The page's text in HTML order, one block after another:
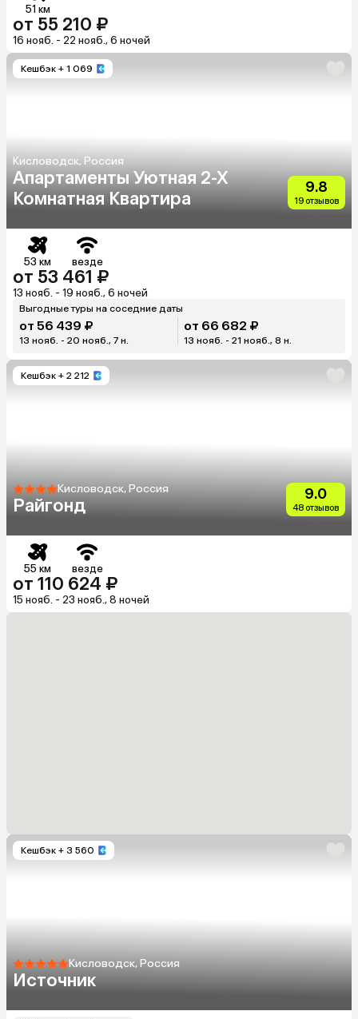
51 км
от 55 210 ₽
16 нояб. - 22 нояб., 6 ночей
Кешбэк + 1 069
Кисловодск, Россия
Апартаменты Уютная 2-Х
Комнатная Квартира
9.8
19 отзывов
53 км везде
от 53 461 ₽
13 нояб. - 19 нояб., 6 ночей
Выгодные туры на соседние даты
от 56 439 ₽
13 нояб. - 20 нояб., 7 н.
от 66 682 ₽
13 нояб. - 21 нояб., 8 н.
Кешбэк + 2 212
Кисловодск, Россия
Райгонд
9.0
48 отзывов
55 км везде
от 110 624 ₽
15 нояб. - 23 нояб., 8 ночей
Кешбэк + 3 560
Кисловодск, Россия
Источник